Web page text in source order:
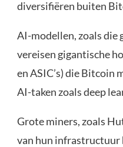
diversifiëren buiten
AI-modellen, zoals die
vereisen gigantische
en ASIC’s) die Bitcoin
AI-taken zoals deep
Grote miners, zoals
van hun infrastructuur